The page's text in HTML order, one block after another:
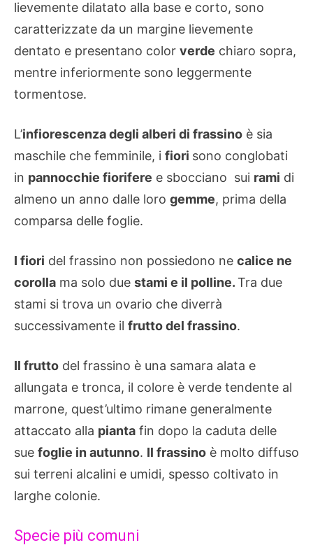
lievemente dilatato alla base e corto, sono
caratterizzate da un margine lievemente
dentato e presentano color verde chiaro sopra,
mentre inferiormente sono leggermente
tormentose.
L’infiorescenza degli alberi di frassino è sia
maschile che femminile, i fiori sono conglobati
in pannocchie fiorifere e sbocciano sui rami di
almeno un anno dalle loro gemme, prima della
comparsa delle foglie.
I fiori del frassino non possiedono ne calice ne
corolla ma solo due stami e il polline.Tra due
stami si trova un ovario che diverrà
successivamente il frutto del frassino.
Il frutto del frassino è una samara alata e
allungata e tronca, il colore è verde tendente al
marrone, quest’ultimo rimane generalmente
attaccato alla pianta fin dopo la caduta delle
sue foglie in autunno. Il frassino è molto diffuso
sui terreni alcalini e umidi, spesso coltivato in
larghe colonie.
Specie più comuni